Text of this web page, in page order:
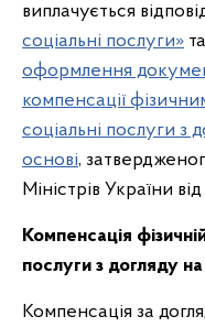
виплачується
соціальні послуги» та
оформлення
компенсації
соціальні послуги з
основі,
Міністрів України
Компенсація
послуги з догляду
Компенсація за